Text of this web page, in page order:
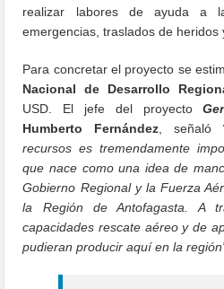
realizar labores de ayuda a
emergencias, traslados de heridos
Para concretar el proyecto se
Nacional de Desarrollo
USD. El jefe del proyecto
Humberto Fernández , señaló
recursos es tremendamente
que nace como una idea de
Gobierno Regional y la Fuerza
la Región de Antofagasta. A
capacidades rescate aéreo y de
pudieran producir aquí en la